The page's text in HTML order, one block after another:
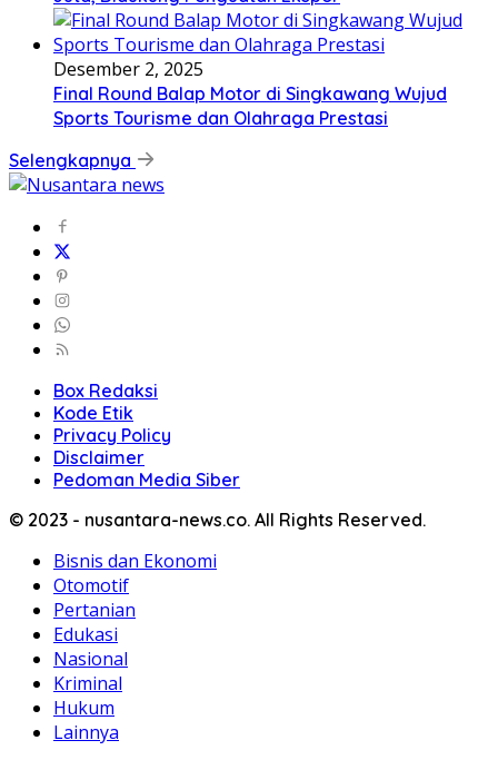
Desember 2, 2025
Final Round Balap Motor di Singkawang Wujud
Sports Tourisme dan Olahraga Prestasi
Selengkapnya
Box Redaksi
Kode Etik
Privacy Policy
Disclaimer
Pedoman Media Siber
© 2023 - nusantara-news.co. All Rights Reserved.
Bisnis dan Ekonomi
Otomotif
Pertanian
Edukasi
Nasional
Kriminal
Hukum
Lainnya